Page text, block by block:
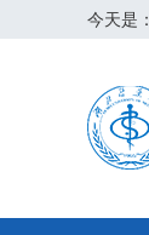
今天是：